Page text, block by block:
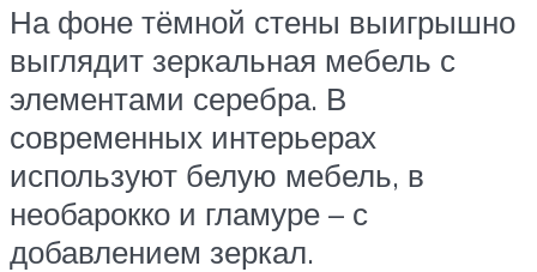
На фоне тёмной стены выигрышно
выглядит зеркальная мебель с
элементами серебра. В
современных интерьерах
используют белую мебель, в
необарокко и гламуре – с
добавлением зеркал.